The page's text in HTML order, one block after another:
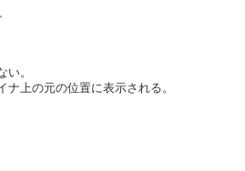
い。
上の元の位置に表示される。